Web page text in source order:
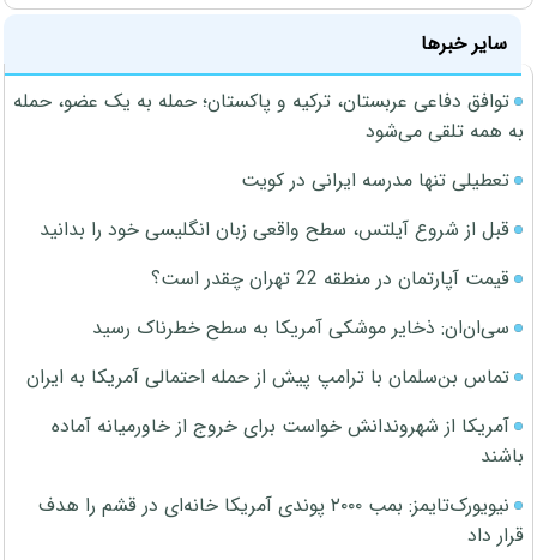
سایر خبرها
توافق دفاعی عربستان، ترکیه و پاکستان؛ حمله به یک عضو، حمله
به همه تلقی می‌شود
تعطیلی تنها مدرسه ایرانی در کویت
قبل از شروع آیلتس، سطح واقعی زبان انگلیسی خود را بدانید
قیمت آپارتمان در منطقه 22 تهران چقدر است؟
سی‌ان‌ان: ذخایر موشکی آمریکا به سطح خطرناک رسید
تماس بن‌سلمان با ترامپ پیش از حمله احتمالی آمریکا به ایران
آمریکا از شهروندانش خواست برای خروج از خاورمیانه آماده
باشند
نیویورک‌تایمز: بمب ۲۰۰۰ پوندی آمریکا خانه‌ای در قشم را هدف
قرار داد